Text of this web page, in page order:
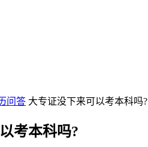
问答 大专证没下来可以考本科吗?
考本科吗?